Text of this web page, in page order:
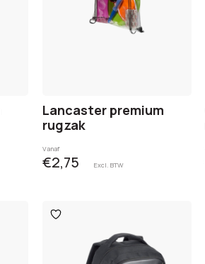
Lancaster premium
rugzak
Vanaf
€2,75 Excl. BTW
Toevoegen
aan